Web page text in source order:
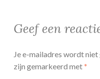
Geef een
Je e-mailadres wordt niet
zijn gemarkeerd met*